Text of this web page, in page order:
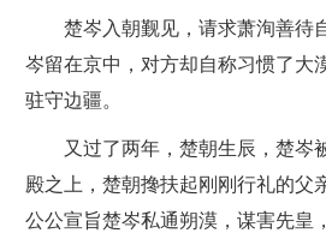
楚岑入朝觐见，请求萧洵善待
岑留在京中，对方却自称习惯了大
驻守边疆。
又过了两年，楚朝生辰，楚岑
殿之上，楚朝搀扶起刚刚行礼的父
公公宣旨楚岑私通朔漠，谋害先皇